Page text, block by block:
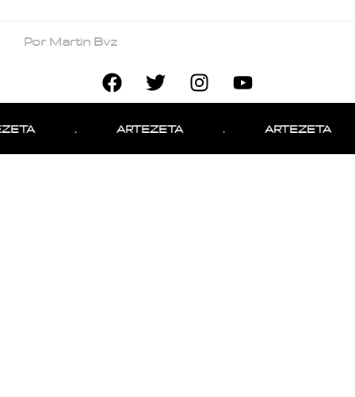
Por Martin Bvz
ARTEZETA ARTEZETA